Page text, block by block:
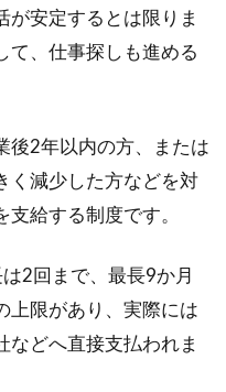
が安定するとは限りま
て、仕事探しも進める
後2年以内の方、または
く減少した方などを対
給する制度です。
2回まで、最長9か月
上限があり、実際には
などへ直接支払われま